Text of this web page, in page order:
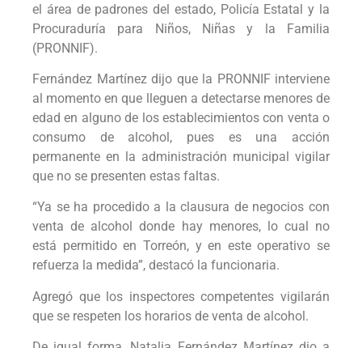
el área de padrones del estado, Policía Estatal y la
Procuraduría para Niños, Niñas y la Familia
(PRONNIF).
Fernández Martínez dijo que la PRONNIF interviene
al momento en que lleguen a detectarse menores de
edad en alguno de los establecimientos con venta o
consumo de alcohol, pues es una acción
permanente en la administración municipal vigilar
que no se presenten estas faltas.
“Ya se ha procedido a la clausura de negocios con
venta de alcohol donde hay menores, lo cual no
está permitido en Torreón, y en este operativo se
refuerza la medida”, destacó la funcionaria.
Agregó que los inspectores competentes vigilarán
que se respeten los horarios de venta de alcohol.